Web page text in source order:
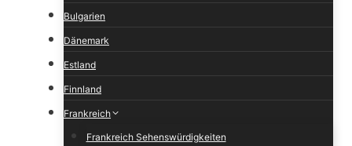
Bulgarien
Dänemark
Estland
Finnland
Frankreich
Frankreich Sehenswürdigkeiten